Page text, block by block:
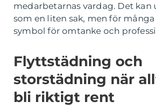
medarbetarnas vardag. Det kan
som en liten sak, men för
symbol för omtanke och
Flyttstädning och
storstädning när
bli riktigt rent